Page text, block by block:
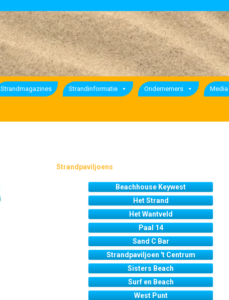
Strandmagazines Strandinformatie Ondernemers Media
Strandpaviljoens
Beachhouse Keywest
Het Strand
Het Wantveld
Paal 14
Sand C Bar
Strandpaviljoen 't Centrum
Sisters Beach
Surf en Beach
West Punt